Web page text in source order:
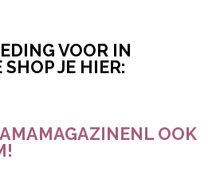
VOOR IN
JE HIER:
OOK